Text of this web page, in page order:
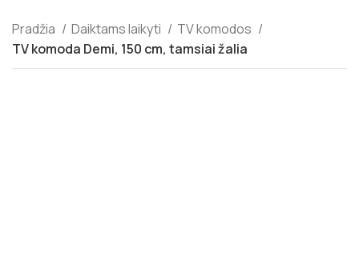
Pradžia Daiktams laikyti
TV komodos
TV komoda Demi, 150 cm, tamsiai žalia